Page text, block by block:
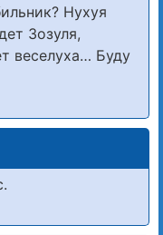
Нухуя
Зозуля,
веселуха… Буду